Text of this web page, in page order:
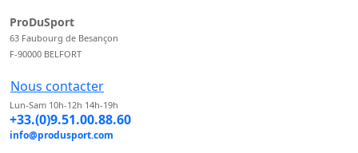
ProDuSport
63 Faubourg de Besançon
F-90000 BELFORT
Nous contacter
Lun-Sam 10h-12h 14h-19h
+33.(0)9.51.00.88.60
info@produsport.com